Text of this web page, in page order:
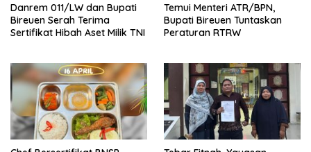
Danrem 011/LW dan Bupati
Bireuen Serah Terima
Sertifikat Hibah Aset Milik TNI
Temui Menteri ATR/BPN,
Bupati Bireuen Tuntaskan
Peraturan RTRW